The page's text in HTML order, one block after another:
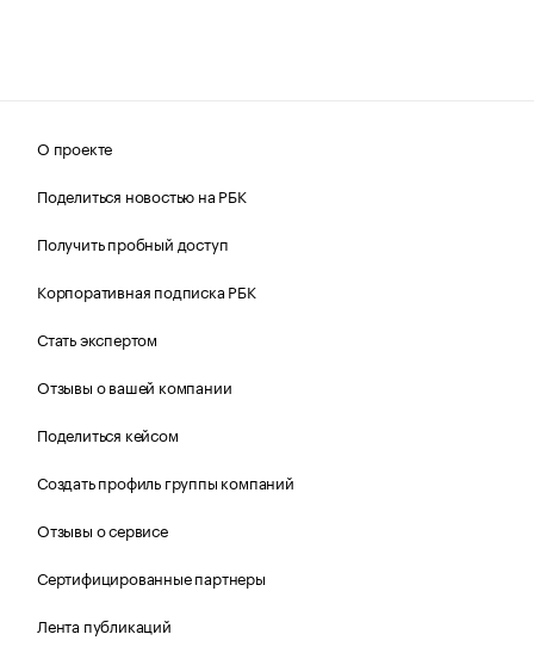
О проекте
Поделиться новостью на РБК
Получить пробный доступ
Корпоративная подписка РБК
Стать экспертом
Отзывы о вашей компании
Поделиться кейсом
Создать профиль группы компаний
Отзывы о сервисе
Сертифицированные партнеры
Лента публикаций